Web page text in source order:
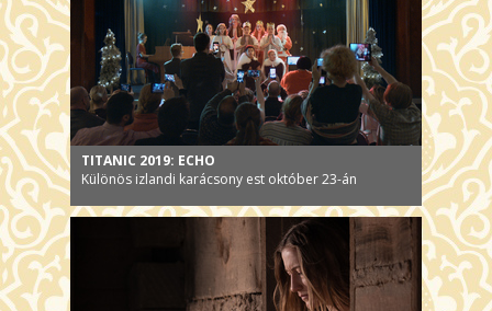
TITANIC 2019: ECHO
Különös izlandi karácsony est október 23-án